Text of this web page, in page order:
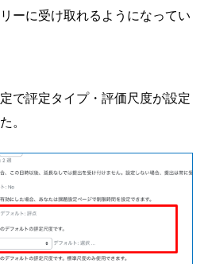
ーに受け取れるようになってい
で評定タイプ・評価尺度が設定
。